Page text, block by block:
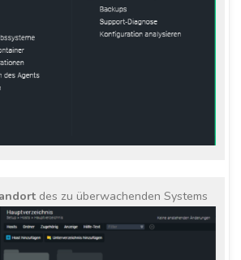
des zu überwachenden Systems